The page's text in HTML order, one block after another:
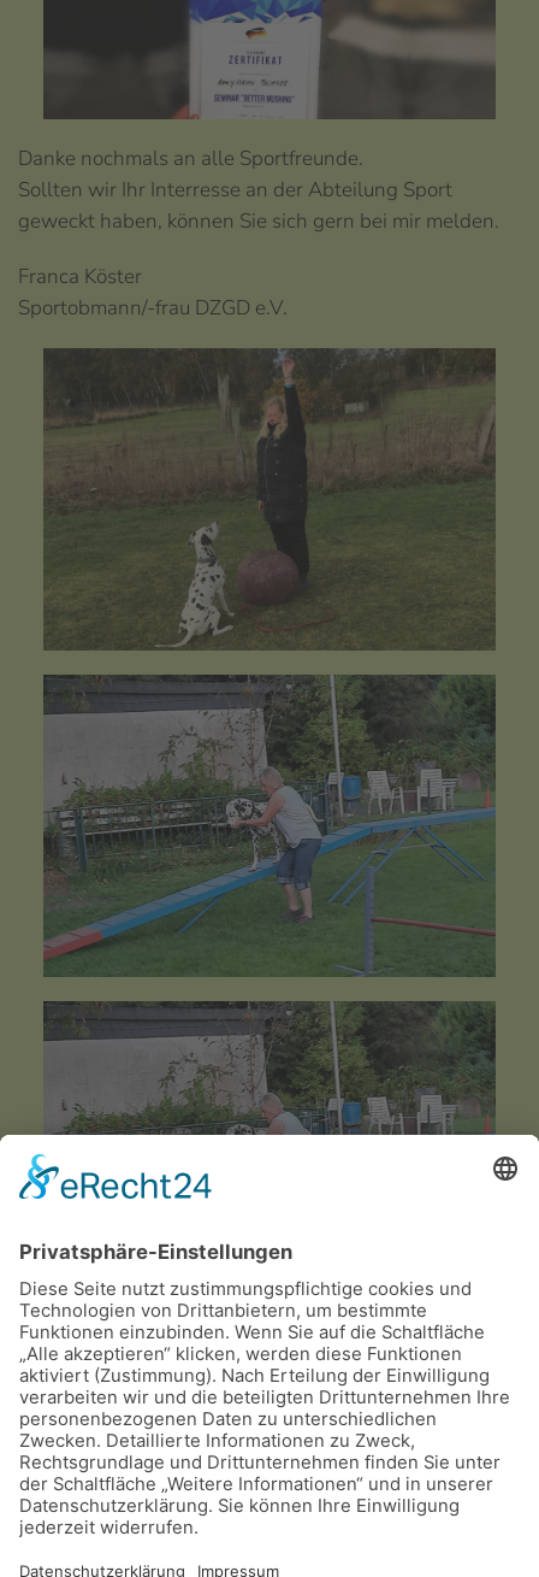
Danke nochmals an alle Sportfreunde.
Sollten wir Ihr Interresse an der Abteilung Sport
geweckt haben, können Sie sich gern bei mir melden.
Franca Köster
Sportobmann/-frau DZGD e.V.
Aufrufe: 1694
Zurück